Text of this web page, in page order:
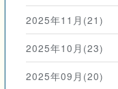
2025年11月(21)
2025年10月(23)
2025年09月(20)